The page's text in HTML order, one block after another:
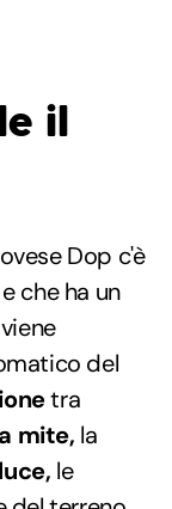
il
Dop c'è
che ha un
del
tra
mite, la
luce, le